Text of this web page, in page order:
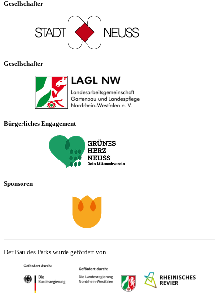
Gesellschafter
Gesellschafter
Bürgerliches Engagement
Sponsoren
Der Bau des Parks wurde gefördert von